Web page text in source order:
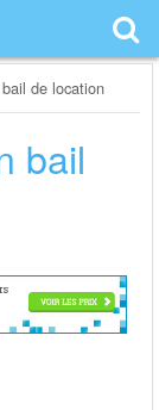
de location
bail